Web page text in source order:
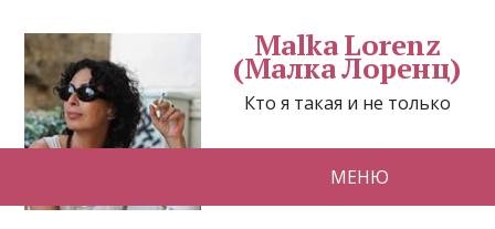
Malka Lorenz
(Малка Лоренц)
Кто я такая и не только
МЕНЮ